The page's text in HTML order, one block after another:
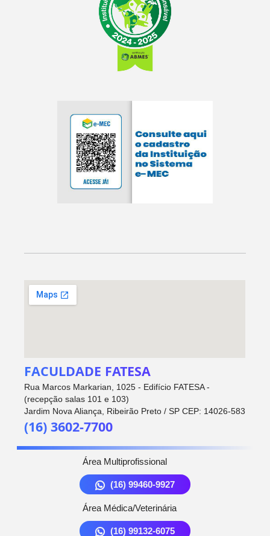
FACULDADE FATESA
Rua Marcos Markarian, 1025 - Edifício FATESA -
(recepção salas 101 e 103)
Jardim Nova Aliança, Ribeirão Preto / SP CEP: 14026-583
(16) 3602-7700
Área Multiprofissional
(16) 99460-9927
Área Médica/Veterinária
(16) 99132-6075